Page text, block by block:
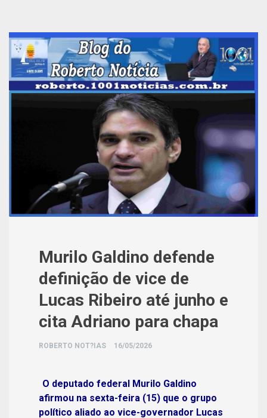
Murilo Galdino defende
definição de vice de
Lucas Ribeiro até junho e
cita Adriano para chapa
ROBERTO NOT?IAS 16/05/2026
O deputado federal Murilo Galdino
afirmou na sexta-feira (15) que o grupo
político aliado ao vice-governador Lucas